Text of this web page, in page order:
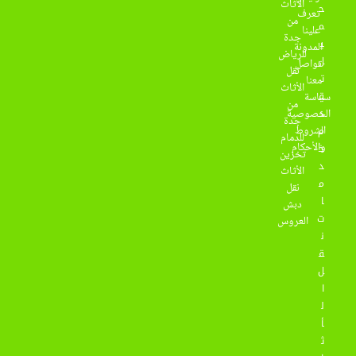
ح
م
ي
ل
ت
ق
د
م
خ
د
م
ا
ت
ن
ق
ل
ا
ل
أ
ث
تعرف
علينا
المدونة
تواصل
معنا
سياسة
الخصوصية
الشروط
والأحكام
الأثاث
من
جدة
للرياض
نقل
الأثاث
من
جدة
للدمام
تخزين
الأثاث
نقل
دبش
العروس